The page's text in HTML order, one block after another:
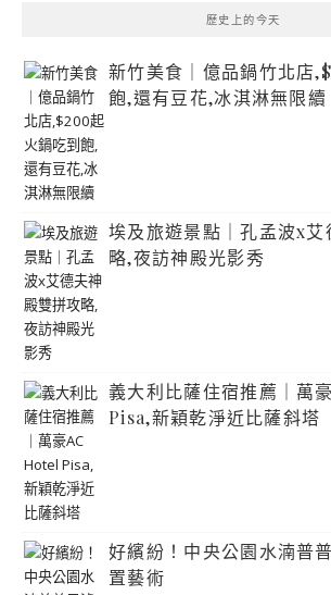
歷史上的今天
新竹美食｜億品鍋竹北店
飽,還有豆花,冰淇淋無限續
埃及旅遊景點｜孔孟波x
略,夜訪神殿光影秀
義大利比薩住宿推薦｜萬
Pisa,新穎乾淨近比薩斜塔
好繽紛！中央公園水湳普
置藝術